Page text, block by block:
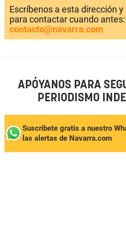
Escríbenos a esta dirección
para contactar cuando antes:
contacto@navarra.com
APÓYANOS PARA
PERIODISMO
Suscríbete gratis a nuestro
las alertas de Navarra.com